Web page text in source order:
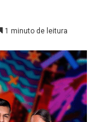
1 minuto de leitura